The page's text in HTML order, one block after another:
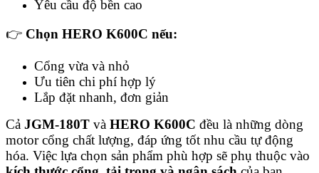
Yêu cầu độ bền cao
👉 Chọn HERO K600C nếu:
Cổng vừa và nhỏ
Ưu tiên chi phí hợp lý
Lắp đặt nhanh, đơn giản
Cả JGM-180T và HERO K600C đều là những dòng
motor cổng chất lượng, đáp ứng tốt nhu cầu tự động
hóa. Việc lựa chọn sản phẩm phù hợp sẽ phụ thuộc vào